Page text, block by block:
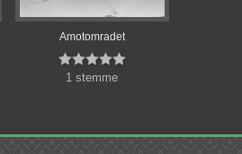
Amotomradet

1 stemme